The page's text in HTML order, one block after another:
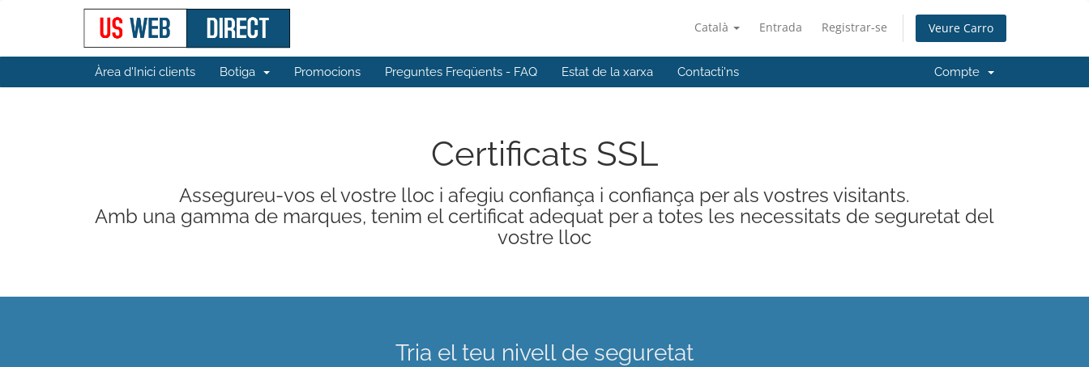
Català Entrada Registrar-se Veure Carro
Àrea d'Inici clients Botiga Promocions Preguntes Freqüents - FAQ Estat de la xarxa Contacti'ns Compte
Certificats SSL
Assegureu-vos el vostre lloc i afegiu confiança i confiança per als vostres visitants.
Amb una gamma de marques, tenim el certificat adequat per a totes les necessitats de seguretat del
vostre lloc
Tria el teu nivell de seguretat